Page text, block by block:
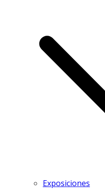
Exposiciones